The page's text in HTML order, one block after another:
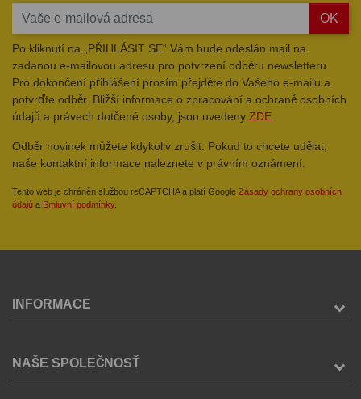
OK
Po kliknutí na „PŘIHLÁSIT SE“ Vám bude odeslán mail na
zadanou e-mailovou adresu pro potvrzení odběru newsletteru.
Pro dokončení přihlášení prosím přejděte do Vašeho e-mailu a
potvrďte odběr. Bližší informace o zpracování a ochraně osobních
údajů a právech dotčené osoby, jsou uvedeny ZDE
Odběr novinek můžete kdykoliv zrušit. Pokud to chcete udělat,
naše kontaktní informace naleznete v právním oznámení.
Tento web je chráněn službou reCAPTCHA a platí Google Zásady ochrany osobních
údajů a Smluvní podmínky.
INFORMACE
NAŠE SPOLEČNOSŤ